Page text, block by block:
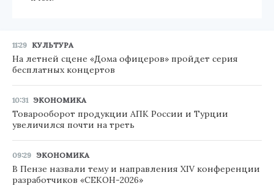
11:29 КУЛЬТУРА
На летней сцене «Дома офицеров» пройдет серия
бесплатных концертов
10:31 ЭКОНОМИКА
Товарооборот продукции АПК России и Турции
увеличился почти на треть
09:29 ЭКОНОМИКА
В Пензе назвали тему и направления XIV конференции
разработчиков «СЕКОН-2026»